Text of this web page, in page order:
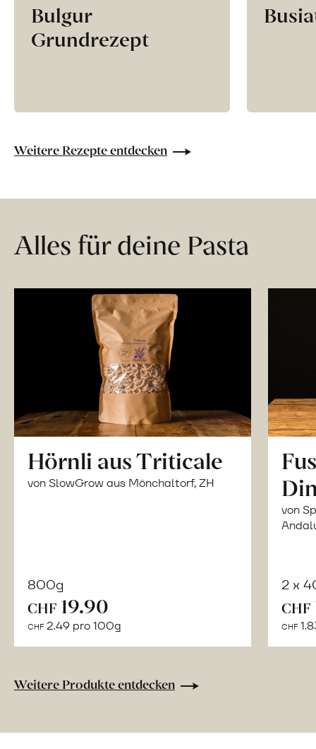
Bulgur
Grundrezept
Weitere Rezepte entdecken
Alles für deine Pasta
Hörnli aus Triticale
von SlowGrow aus Mönchaltorf, ZH
800g
CHF 19.90
CHF 2.49 pro 100g
von
2 x
CHF
CHF
Weitere Produkte entdecken